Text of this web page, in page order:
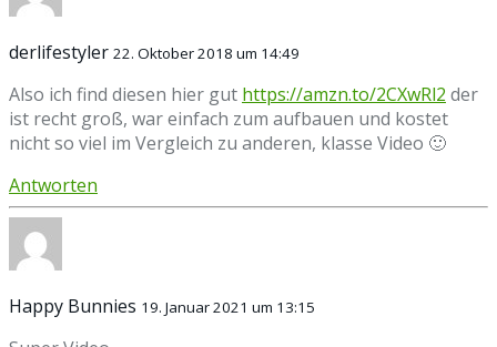
derlifestyler 22. Oktober 2018 um 14:49
Also ich find diesen hier gut https://amzn.to/2CXwRl2 der
ist recht groß, war einfach zum aufbauen und kostet
nicht so viel im Vergleich zu anderen, klasse Video 🙂
Antworten
Happy Bunnies 19. Januar 2021 um 13:15